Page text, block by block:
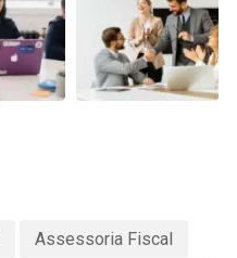
Assessoria Fiscal